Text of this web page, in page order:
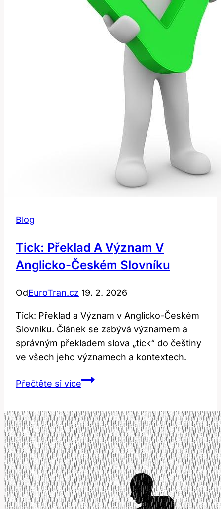
Blog
Tick: Překlad A Význam V
Anglicko-Českém Slovníku
OdEuroTran.cz 19. 2. 2026
Tick: Překlad a Význam v Anglicko-Českém
Slovníku. Článek se zabývá významem a
správným překladem slova „tick“ do češtiny
ve všech jeho významech a kontextech.
Přečtěte si víceTick:
Význam
v
Anglicko-
Českém
Slovníku